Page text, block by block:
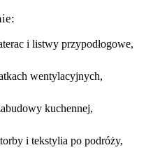
i listwy przypodłogowe,
wentylacyjnych,
kuchennej,
i tekstylia po podróży,